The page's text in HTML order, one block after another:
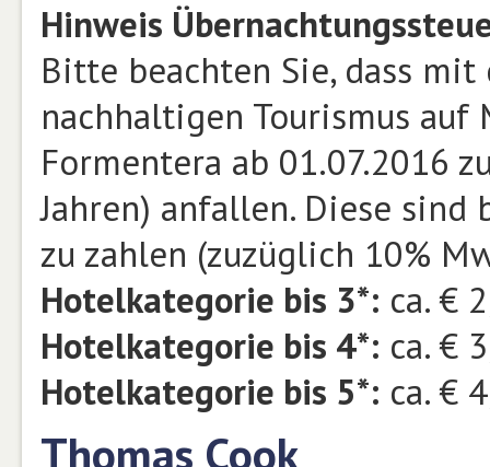
Hinweis
Bitte beachten Sie, dass
nachhaltigen Tourismus auf
Formentera ab 01.07.2016
Jahren) anfallen. Diese
zu zahlen (zuzüglich 10%
Hotelkategorie bis 3*: ca. €
Hotelkategorie bis 4*: ca. €
Hotelkategorie bis 5*: ca. €
Thomas Cook